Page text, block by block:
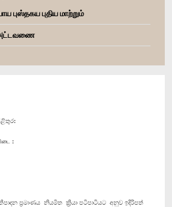
புஸ்தகய புதிய மாற்றும்
அட்டவணை
:
නියමිත ක්‍රියා පටිපා‍ටියට අනුව ඉදිරිපත්